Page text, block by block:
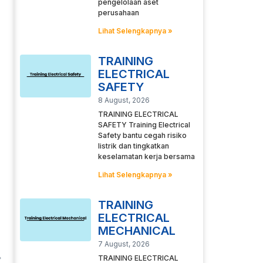
pengelolaan aset
perusahaan
Lihat Selengkapnya »
TRAINING
ELECTRICAL
SAFETY
8 August, 2026
TRAINING ELECTRICAL
SAFETY Training Electrical
Safety bantu cegah risiko
listrik dan tingkatkan
keselamatan kerja bersama
Lihat Selengkapnya »
TRAINING
ELECTRICAL
MECHANICAL
7 August, 2026
TRAINING ELECTRICAL